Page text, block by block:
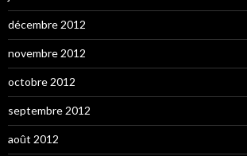
décembre 2012
novembre 2012
octobre 2012
septembre 2012
août 2012